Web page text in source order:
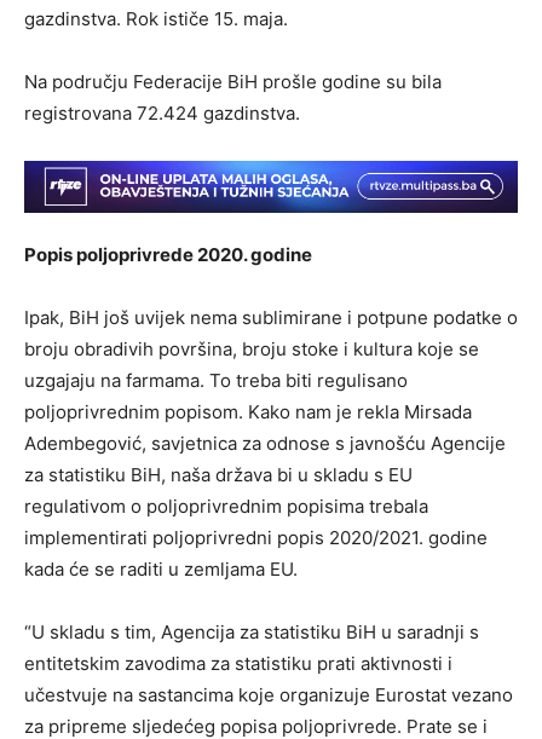
gazdinstva. Rok ističe 15. maja.
Na području Federacije BiH prošle godine su bila
registrovana 72.424 gazdinstva.
Popis poljoprivrede 2020. godine
Ipak, BiH još uvijek nema sublimirane i potpune podatke o
broju obradivih površina, broju stoke i kultura koje se
uzgajaju na farmama. To treba biti regulisano
poljoprivrednim popisom. Kako nam je rekla Mirsada
Adembegović, savjetnica za odnose s javnošću Agencije
za statistiku BiH, naša država bi u skladu s EU
regulativom o poljoprivrednim popisima trebala
implementirati poljoprivredni popis 2020/2021. godine
kada će se raditi u zemljama EU.
“U skladu s tim, Agencija za statistiku BiH u saradnji s
entitetskim zavodima za statistiku prati aktivnosti i
učestvuje na sastancima koje organizuje Eurostat vezano
za pripreme sljedećeg popisa poljoprivrede. Prate se i